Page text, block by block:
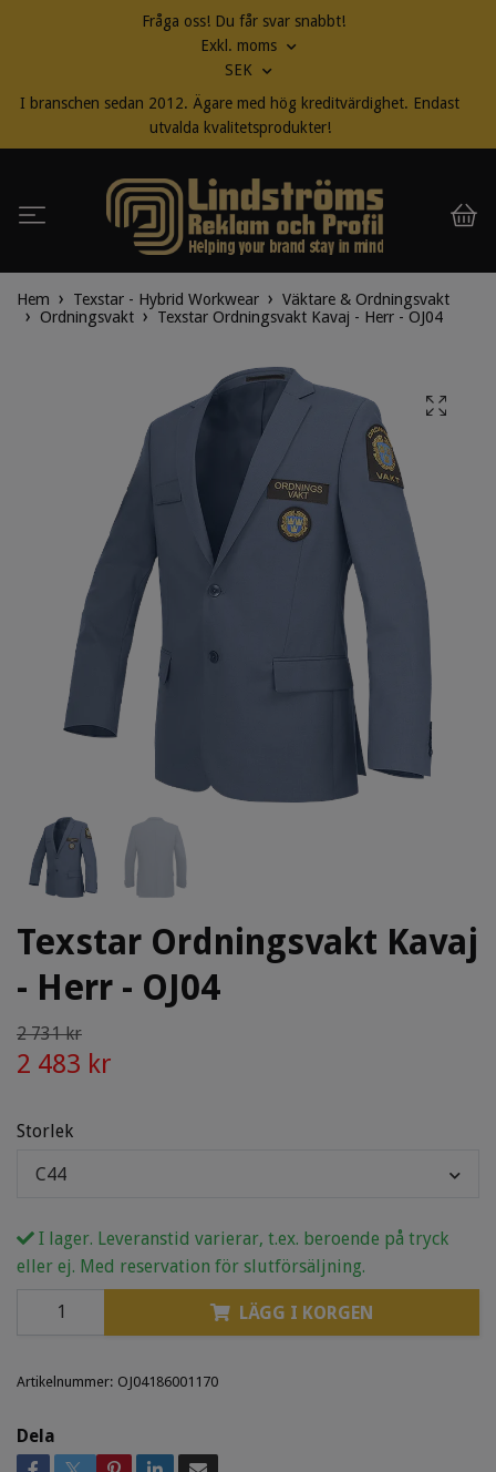
Fråga oss! Du får svar snabbt!
Exkl. moms
SEK
I branschen sedan 2012. Ägare med hög kreditvärdighet. Endast
utvalda kvalitetsprodukter!
Hem Texstar - Hybrid Workwear
Väktare & Ordningsvakt
Ordningsvakt
Texstar Ordningsvakt Kavaj - Herr - OJ04
Texstar Ordningsvakt Kavaj
- Herr - OJ04
2 731 kr
2 483 kr
Storlek
C44
I lager. Leveranstid varierar, t.ex. beroende på tryck
eller ej. Med reservation för slutförsäljning.
LÄGG I KORGEN
Artikelnummer: OJ04186001170
Dela